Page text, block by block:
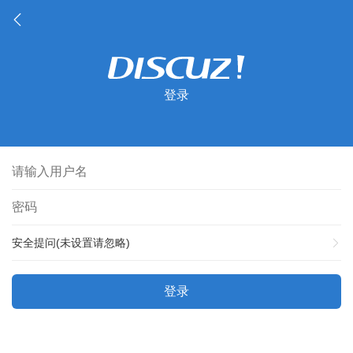
登录
安全提问(未设置请忽略)
登录